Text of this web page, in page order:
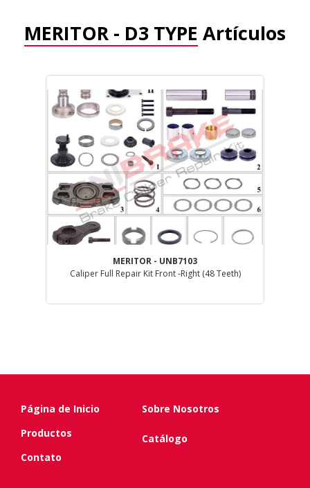
MERITOR - D3 TYPE Artículos
MERITOR - UNB7103
Caliper Full Repair Kit Front -Right (48 Teeth)
Página de Inicio
Sobre Nosotros
Productos
Catálogo
Contato